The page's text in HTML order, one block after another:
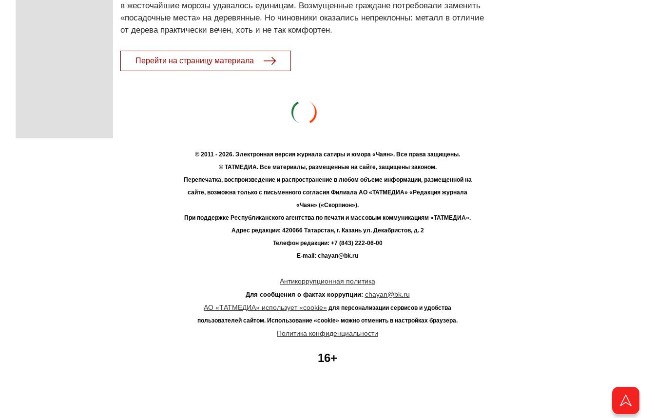
в жесточайшие морозы удавалось единицам. Возмущенные граждане потребовали заменить
«посадочные места» на деревянные. Но чиновники оказались непреклонны: металл в отличие
от дерева практически вечен, хоть и не так комфортен.
Перейти на страницу материала
© 2011 - 2026. Электронная версия журнала сатиры и юмора «Чаян». Все права защищены.
© ТАТМЕДИА. Все материалы, размещенные на сайте, защищены законом.
Перепечатка, воспроизведение и распространение в любом объеме информации, размещенной на
сайте, возможна только с письменного согласия Филиала АО «ТАТМЕДИА» «Редакция журнала
«Чаян» («Скорпион»).
При поддержке Республиканского агентства по печати и массовым коммуникациям «ТАТМЕДИА».
Адрес редакции: 420066 Татарстан, г. Казань ул. Декабристов, д. 2
Телефон редакции: +7 (843) 222-06-00
E-mail: chayan@bk.ru
Антикоррупционная политика
Для сообщения о фактах коррупции: chayan@bk.ru
АО «ТАТМЕДИА» использует «cookie» для персонализации сервисов и удобства
пользователей сайтом. Использование «cookie» можно отменить в настройках браузера.
Политика конфиденциальности
16+